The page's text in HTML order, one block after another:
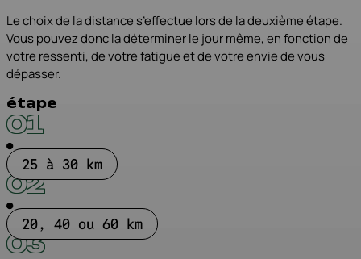
Le choix de la distance s’effectue lors de la deuxième étape.
Vous pouvez donc la déterminer le jour même, en fonction de
votre ressenti, de votre fatigue et de votre envie de vous
dépasser.
étape
01
25 à 30 km
étape
02
20, 40 ou 60 km
étape
03